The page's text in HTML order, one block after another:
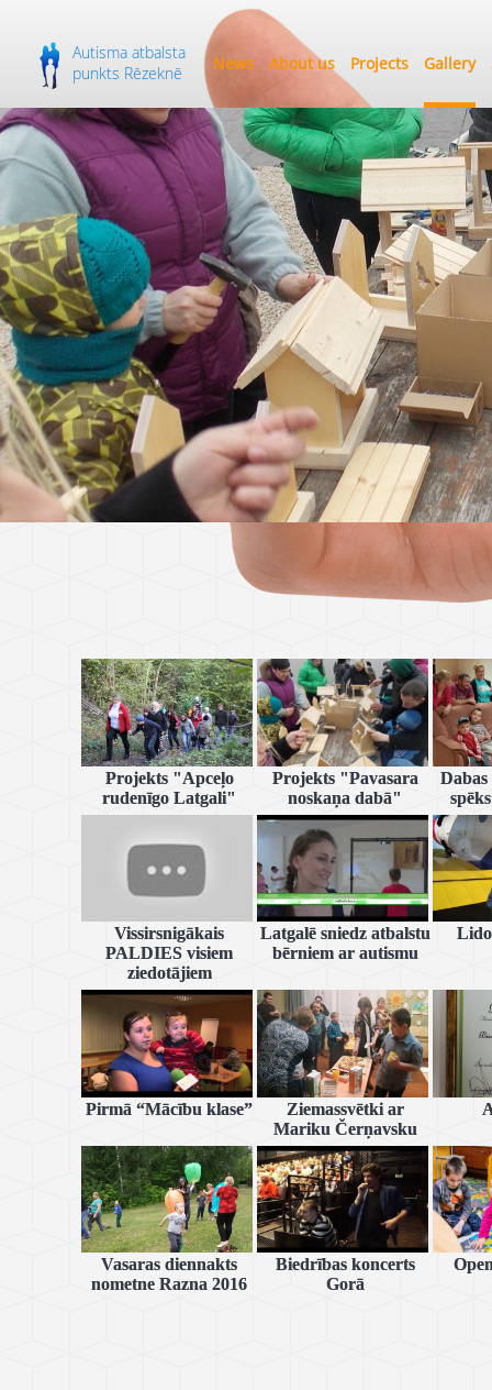
Autisma atbalsta
punkts Rēzeknē
News About us Projects Gallery
Projekts "Apceļo
rudenīgo Latgali"
Projekts "Pavasara
noskaņa dabā"
Dabas
Vissirsnigākais
PALDIES visiem
ziedotājiem
Latgalē sniedz atbalstu
bērniem ar autismu
Pirmā “Mācību klase”
Ziemassvētki ar
Mariku Čerņavsku
Vasaras diennakts
nometne Razna 2016
Biedrības koncerts
Gorā